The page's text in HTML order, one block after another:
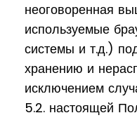
неоговоренная
используемые
системы и т.д.)
хранению и
исключением
5.2. настоящей